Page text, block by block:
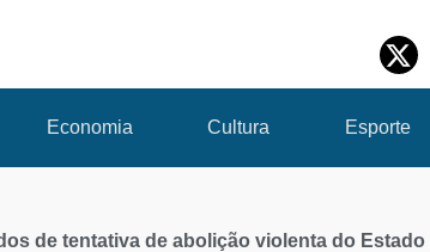
Economia Cultura Esporte
de tentativa de abolição violenta do